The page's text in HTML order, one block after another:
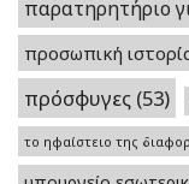
παρατηρητήριο
προσωπική
πρόσφυγες (53)
το ηφαίστειο της